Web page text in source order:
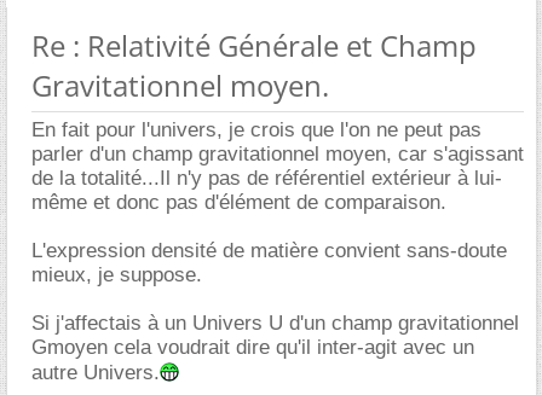
Re : Relativité Générale et Champ
Gravitationnel moyen.
En fait pour l'univers, je crois que l'on ne peut pas
parler d'un champ gravitationnel moyen, car s'agissant
de la totalité...Il n'y pas de référentiel extérieur à lui-
même et donc pas d'élément de comparaison.
L'expression densité de matière convient sans-doute
mieux, je suppose.
Si j'affectais à un Univers U d'un champ gravitationnel
Gmoyen cela voudrait dire qu'il inter-agit avec un
autre Univers.